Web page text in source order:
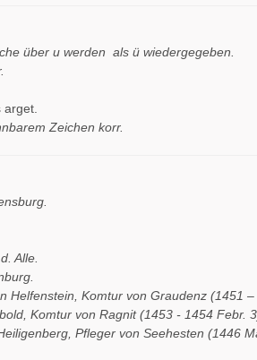
über u werden als ü wiedergegeben.
arget.
Zeichen korr.
Alle.
Helfenstein, Komtur von Graudenz (1451
Komtur von Ragnit (1453 - 1454 Febr.
Pfleger von Seehesten (1446